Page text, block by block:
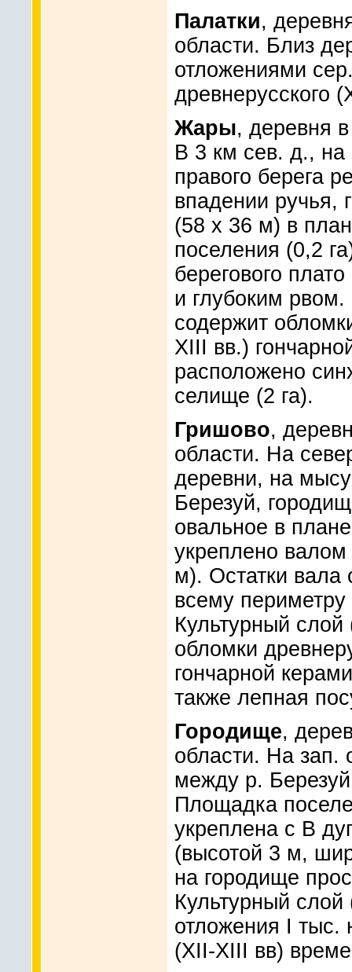
Палатки,
области. Близ
отложениями
древнерусского
Жары, деревня
В 3 км сев. д.,
правого берега
впадении ручья,
(58 x 36 м) в
поселения (0,2
берегового
и глубоким
содержит
XIII вв.)
расположено
селище (2 га).
Гришово,
области. На
деревни, на мысу
Березуй,
овальное в
укреплено
м). Остатки вала
всему
Культурный
обломки
гончарной
также лепная
Городище,
области. На зап.
между р.
Площадка
укреплена с В
(высотой 3 м,
на городище
Культурный
отложения I тыс.
(XII-XIII вв)